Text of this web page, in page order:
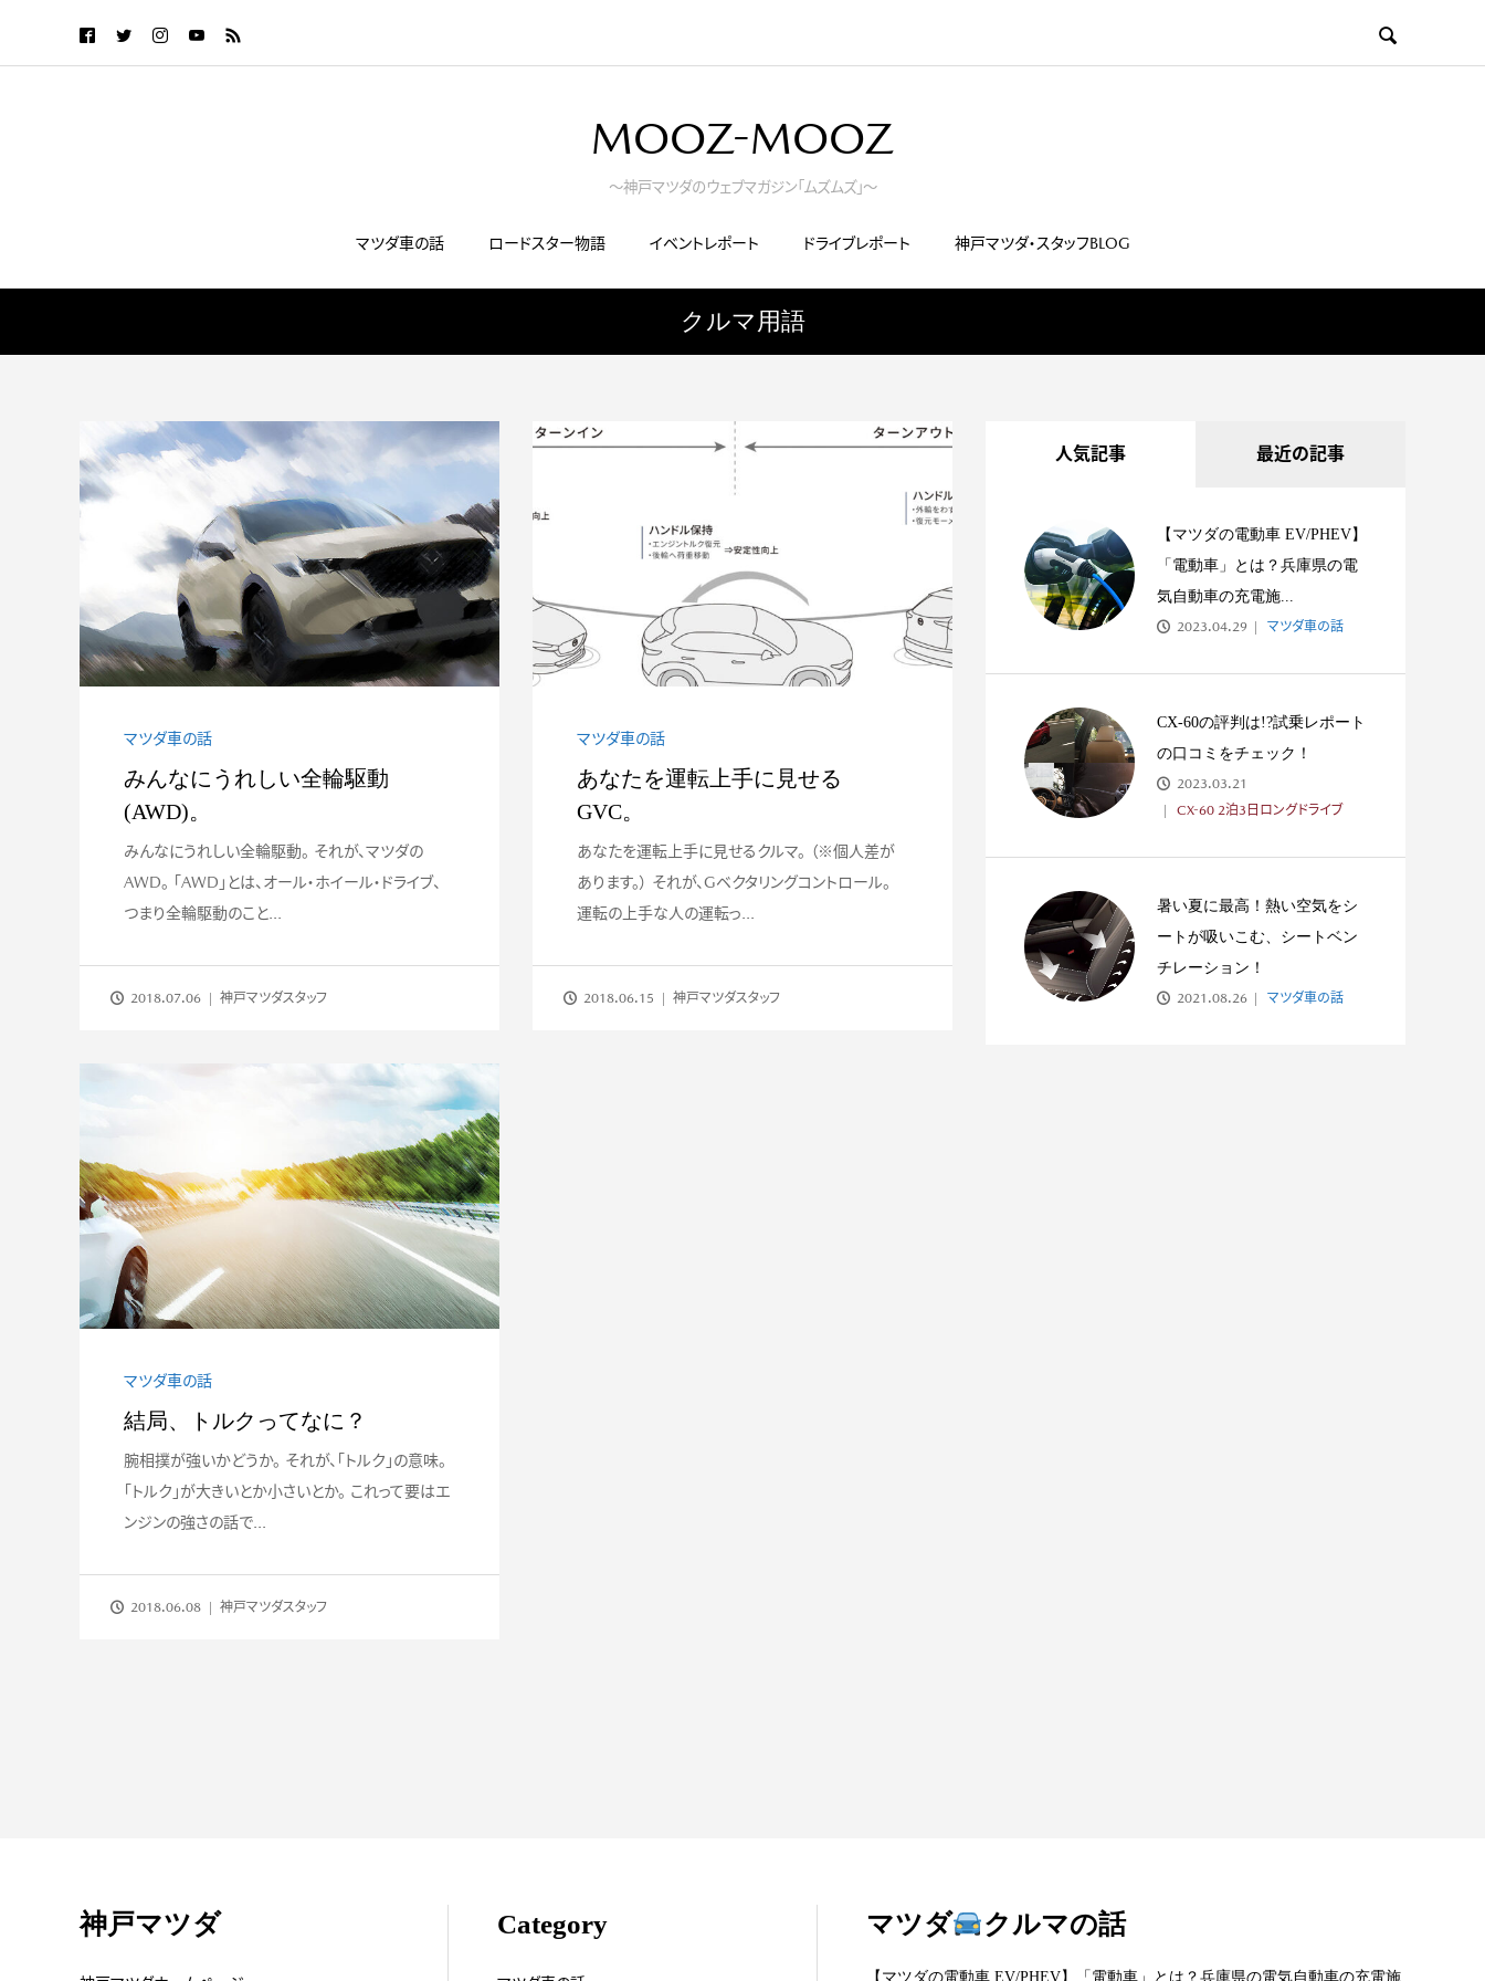

MOOZ-MOOZ
～神戸マツダのウェブマガジン「ムズムズ」～
マツダ車の話 ロードスター物語 イベントレポート ドライブレポート 神戸マツダ・スタッフBLOG
#007 自分が考えうる一番楽しい
車を買うことにした...
れ添ったユーノ...
#003 スポーツカー大好き少年の
プニング!?納車1...
クルマ用語
マツダ車の話
みんなにうれしい全輪駆動
(AWD)。
みんなにうれしい全輪駆動。 それが、マツダの
AWD。 「AWD」とは、オール・ホイール・ドライブ、
つまり全輪駆動のこと...
2018.07.06 神戸マツダスタッフ
マツダ車の話
あなたを運転上手に見せる
GVC。
あなたを運転上手に見せるクルマ。 （※個人差が
あります。） それが、Gベクタリングコントロール。
運転の上手な人の運転っ...
2018.06.15 神戸マツダスタッフ
人気記事 最近の記事
【マツダの電動車 EV/PHEV】
「電動車」とは？兵庫県の電
気自動車の充電施...
2023.04.29 マツダ車の話
CX-60の評判は!?試乗レポート
の口コミをチェック！
2023.03.21
CX-60 2泊3日ロングドライブ
暑い夏に最高！熱い空気をシ
ートが吸いこむ、シートベン
チレーション！
2021.08.26 マツダ車の話
マツダ車の話
結局、トルクってなに？
腕相撲が強いかどうか。 それが、「トルク」の意味。
「トルク」が大きいとか小さいとか。 これって要はエ
ンジンの強さの話で...
2018.06.08 神戸マツダスタッフ
神戸マツダ Category マツダ クルマの話
【マツダの電動車 EV/PHEV】「電動車」とは？兵庫県の電気自動車の充電施